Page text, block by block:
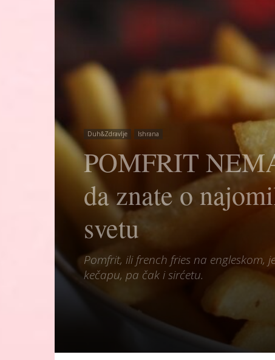
Duh&Zdravlje Ishrana
POMFRIT
da znate o
svetu
Pomfrit, ili french fries na
kečapu, pa čak i sirćetu.